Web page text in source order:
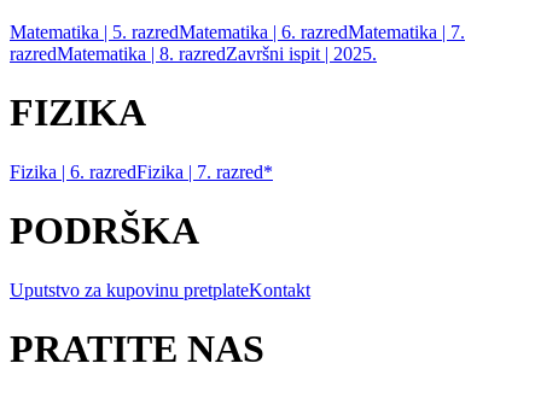
Matematika | 5. razredMatematika | 6. razredMatematika | 7.
razredMatematika | 8. razredZavršni ispit | 2025.
FIZIKA
Fizika | 6. razredFizika | 7. razred*
PODRŠKA
Uputstvo za kupovinu pretplateKontakt
PRATITE NAS